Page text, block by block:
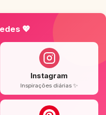
💖
Instagram
Inspirações diárias ✨